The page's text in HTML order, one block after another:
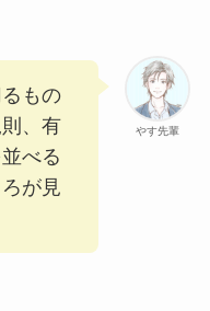
やす先輩
もの
、有
べる
が見